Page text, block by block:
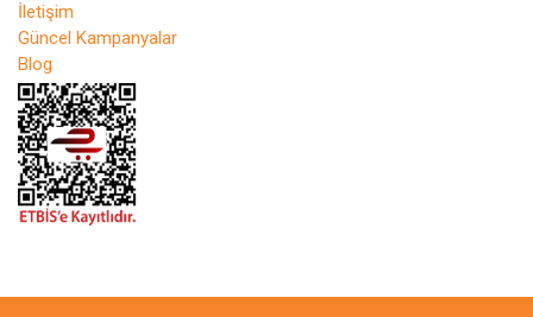
İletişim
Güncel Kampanyalar
Blog